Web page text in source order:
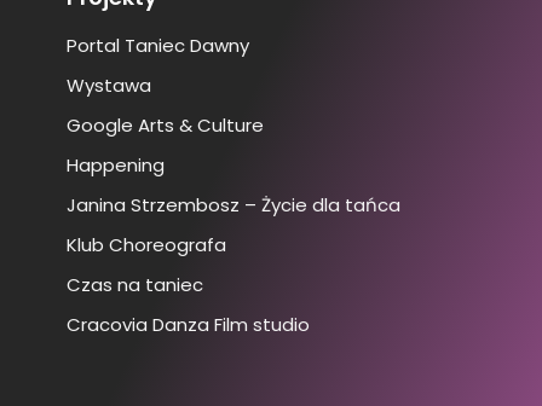
Portal Taniec Dawny
Wystawa
Google Arts & Culture
Happening
Janina Strzembosz – Życie dla tańca
Klub Choreografa
Czas na taniec
Cracovia Danza Film studio